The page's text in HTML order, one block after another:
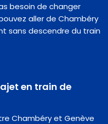
besoin de changer
aller de Chambéry
sans descendre du train
en train de
Chambéry et Genève